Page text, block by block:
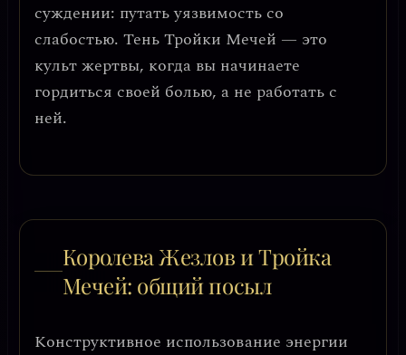
суждении: путать уязвимость со
слабостью. Тень Тройки Мечей — это
культ жертвы, когда вы начинаете
гордиться своей болью, а не работать с
ней.
Королева Жезлов и Тройка
Мечей: общий посыл
Конструктивное использование энергии